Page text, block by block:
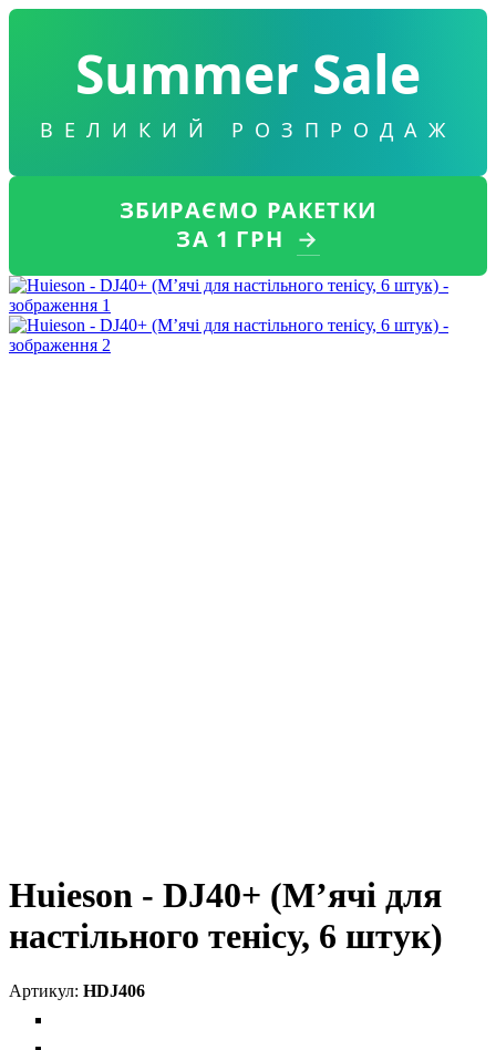
Summer Sale
ВЕЛИКИЙ РОЗПРОДАЖ
ЗБИРАЄМО РАКЕТКИ
ЗА 1 ГРН →
Huieson - DJ40+ (М’ячі для
настільного тенісу, 6 штук)
HDJ406